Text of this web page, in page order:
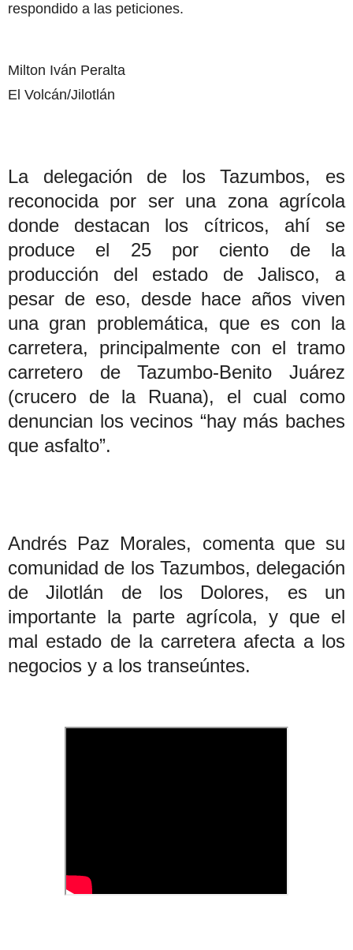
respondido a las peticiones.
Milton Iván Peralta
El Volcán/Jilotlán
La delegación de los Tazumbos, es
reconocida por ser una zona agrícola
donde destacan los cítricos, ahí se
produce el 25 por ciento de la
producción del estado de Jalisco, a
pesar de eso, desde hace años viven
una gran problemática, que es con la
carretera, principalmente con el tramo
carretero de Tazumbo-Benito Juárez
(crucero de la Ruana), el cual como
denuncian los vecinos “hay más baches
que asfalto”.
Andrés Paz Morales, comenta que su
comunidad de los Tazumbos, delegación
de Jilotlán de los Dolores, es un
importante la parte agrícola, y que el
mal estado de la carretera afecta a los
negocios y a los transeúntes.